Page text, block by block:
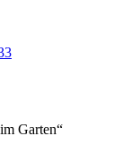
Garten“